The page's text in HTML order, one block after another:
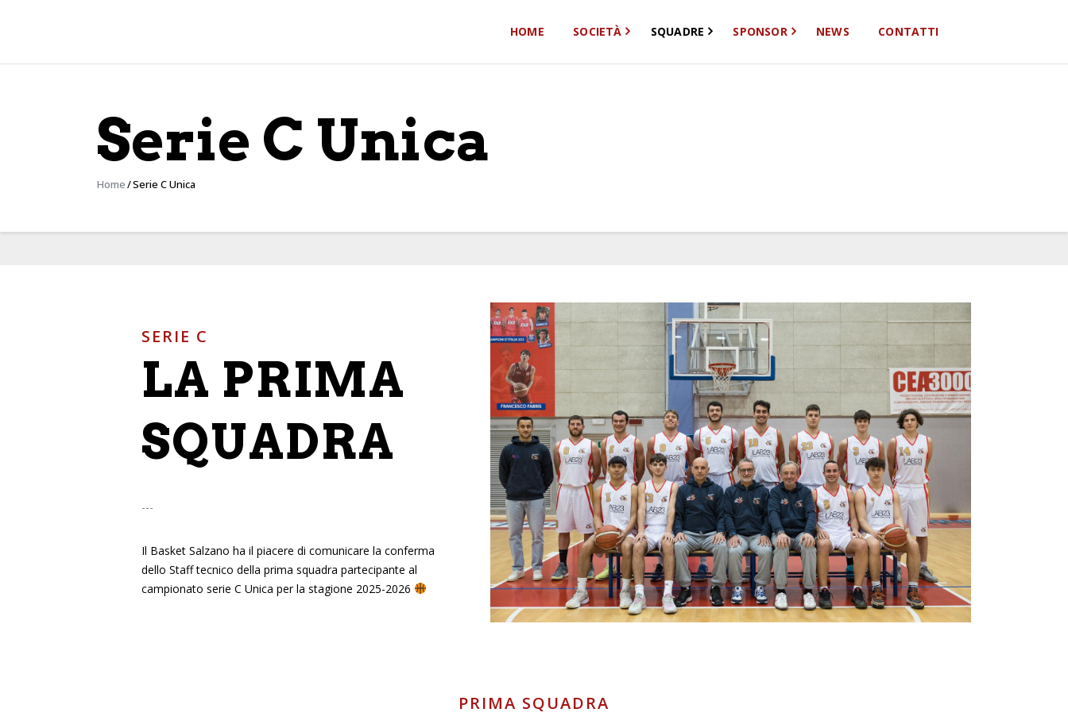
HOME SOCIETÀ SQUADRE SPONSOR NEWS CONTATTI
Serie C Unica
Home Serie C Unica
Squadre
News
Contatti
SERIE C
LA PRIMA
SQUADRA
---
Il Basket Salzano ha il piacere di comunicare la conferma
dello Staff tecnico della prima squadra partecipante al
campionato serie C Unica per la stagione 2025-2026
PRIMA SQUADRA